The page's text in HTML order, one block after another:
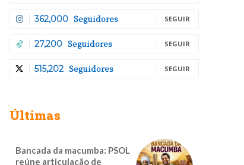
362,000 Seguidores SEGUIR
27,200 Seguidores SEGUIR
515,202 Seguidores SEGUIR
Últimas
Bancada da macumba: PSOL
reúne articulação de